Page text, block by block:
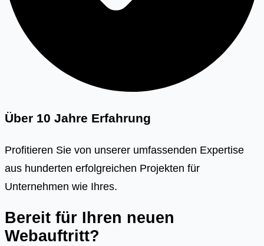
Über 10 Jahre Erfahrung
Profitieren Sie von unserer umfassenden Expertise
aus hunderten erfolgreichen Projekten für
Unternehmen wie Ihres.
Bereit für Ihren neuen
Webauftritt?